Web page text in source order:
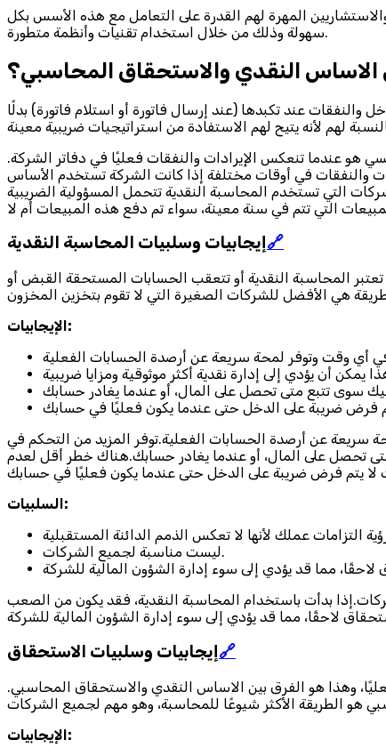
المهرة لهم القدرة على التعامل مع هذه الأسس بكل
سهولة وذلك من خلال استخدام تقنيات وأنظمة متطورة.
الاساس النقدي والاستحقاق المحاسبي؟
عند تكبدها (عند إرسال فاتورة أو استلام فاتورة) بدلًا
هو عندما تنعكس الإيرادات والنفقات فعليًا في دفاتر الشركة.
والنفقات في أوقات مختلفة إذا كانت الشركة تستخدم الأساس
التي تستخدم المحاسبة النقدية تتحمل المسؤولية الضريبية
إيجابيات وسلبيات المحاسبة النقدية🔗
المحاسبة النقدية أو تتعقب الحسابات المستحقة القبض أو
الإيجابيات:
سريعة عن أرصدة الحسابات الفعلية.توفر المزيد من التحكم في
متى تحصل على المال، أو عندما يغادر حسابك.هناك خطر أقل لعدم
السلبيات:
ليست مناسبة لجميع الشركات.
بدأت باستخدام المحاسبة النقدية، فقد يكون من الصعب
إيجابيات وسلبيات الاستحقاق 🔗
وهذا هو الفرق بين الاساس النقدي والاستحقاق المحاسبي.
الإيجابيات: